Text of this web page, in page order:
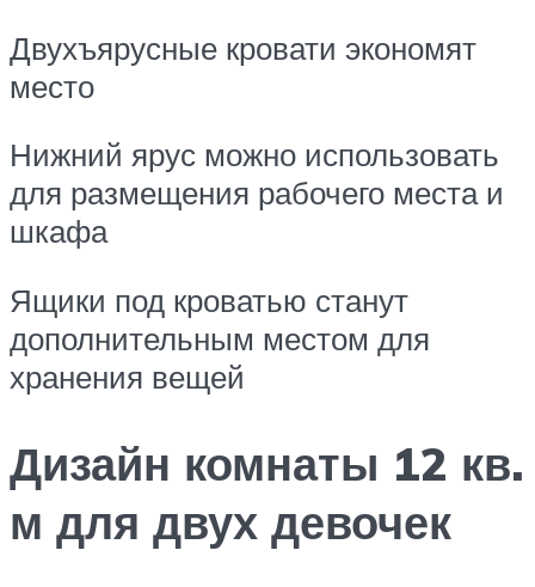
Двухъярусные кровати экономят
место
Нижний ярус можно использовать
для размещения рабочего места и
шкафа
Ящики под кроватью станут
дополнительным местом для
хранения вещей
Дизайн комнаты 12 кв.
м для двух девочек